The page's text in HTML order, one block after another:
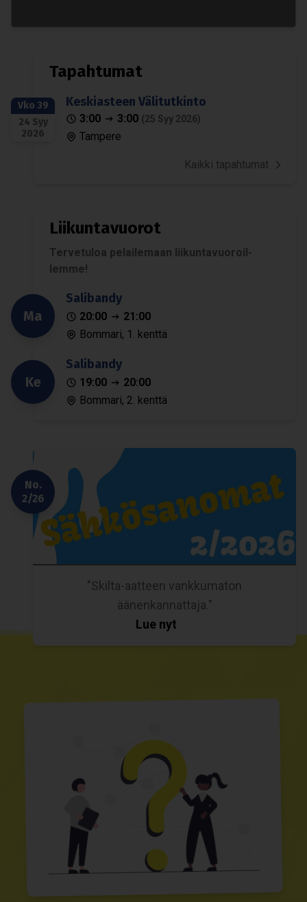
Tapah­tu­mat
Kes­kias­teen Väli­tut­kinto
3:00 3:00 (25 Syy 2026)
Tampere
Vko 39
24 Syy
2026
Kaikki tapahtumat
Lii­kun­ta­vuo­rot
Ter­ve­tu­loa pelai­le­maan lii­kun­ta­vuo­roil­
lemme!
Sali­bandy
20:00
21:00
Bommari, 1. kenttä
Ma
Sali­bandy
19:00
20:00
Bommari, 2. kenttä
Ke
"Skilta-aatteen vankkumaton
äänenkannattaja."
Lue nyt
No.
2/26